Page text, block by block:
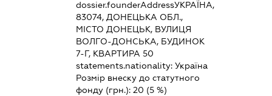
dossier.founderAddressУКРАЇНА,
83074, ДОНЕЦЬКА ОБЛ.,
МІСТО ДОНЕЦЬК, ВУЛИЦЯ
ВОЛГО-ДОНСЬКА, БУДИНОК
7-Г, КВАРТИРА 50
statements.nationality:Україна
Розмір внеску до статутного
фонду (грн.):20 (5 %)